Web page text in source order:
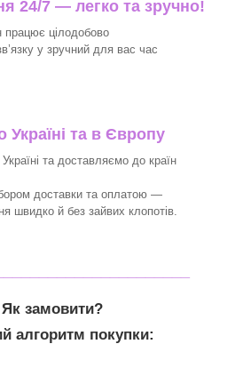
24/7 — легко та зручно!
працює цілодобово
у зручний для вас час
та в Європу
та доставляємо до країн
доставки та оплатою —
швидко й без зайвих клопотів.
Як замовити?
алгоритм покупки: